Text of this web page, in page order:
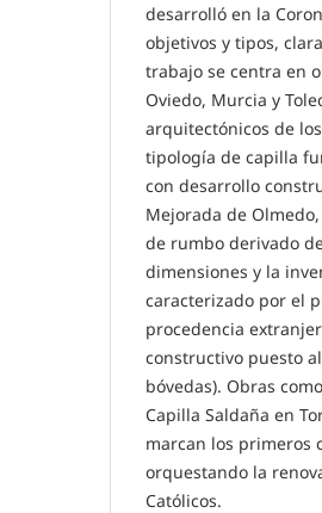
desarrolló en la
objetivos y tipos,
trabajo se centra en
Oviedo, Murcia y
arquitectónicos de
tipología de capilla
con desarrollo
Mejorada de
de rumbo derivado
dimensiones y la
caracterizado por el
procedencia
constructivo puesto
bóvedas). Obras
Capilla Saldaña en
marcan los primeros
orquestando la
Católicos.